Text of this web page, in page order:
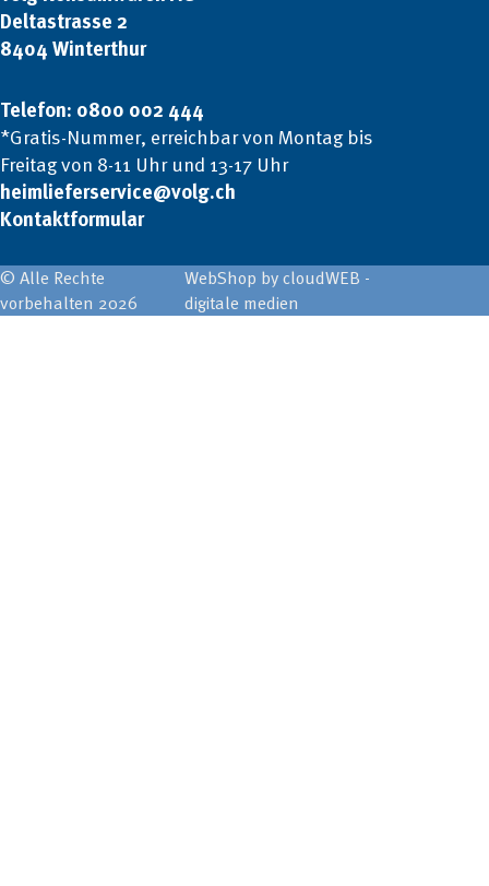
Deltastrasse 2
8404 Winterthur
Telefon: 0800 002 444
*Gratis-Nummer, erreichbar von Montag bis
Freitag von 8-11 Uhr und 13-17 Uhr
heimlieferservice@volg.ch
Kontaktformular
© Alle Rechte
vorbehalten 2026
WebShop by cloudWEB -
digitale medien